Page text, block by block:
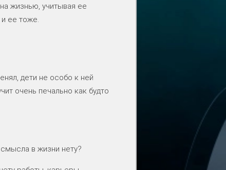
жизнью, учитывая ее
ее тоже.
дети не особо к ней
очень печально как будто
в жизни нету?